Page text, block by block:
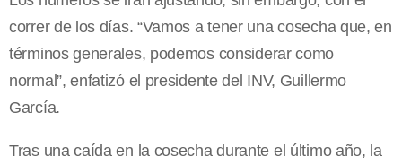
correr de los días. “Vamos a tener una cosecha que, en
términos generales, podemos considerar como
normal”, enfatizó el presidente del INV, Guillermo
García.
Tras una caída en la cosecha durante el último año, la